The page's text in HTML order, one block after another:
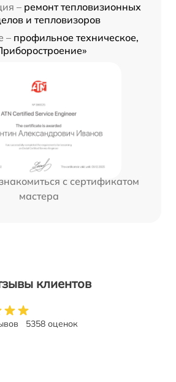
– ремонт тепловизионных
и тепловизоров
– профильное техническое,
с сертификатом
мастера
клиентов
5358 оценок